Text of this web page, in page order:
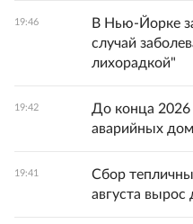
19:46
В Нью-Йорке
случай
лихорадкой"
19:42
До конца 2026
аварийных
19:41
Сбор
августа вырос